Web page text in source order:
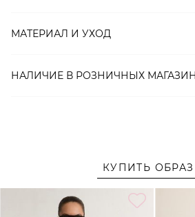
– Произведено по индивидуальному
МАТЕРИАЛ И УХОД
НАЛИЧИЕ В РОЗНИЧНЫХ
КУПИТЬ ОБРАЗ